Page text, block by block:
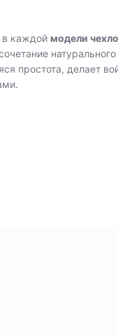
в каждой модели
простота, делает